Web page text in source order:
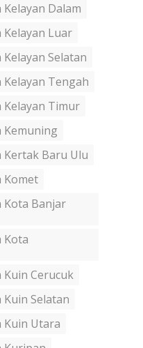
Dalam
Kelayan Luar
Selatan
Tengah
Kelayan Timur
Kemuning
Kertak Baru Ulu
Komet
Kota Banjar
Kota
Kuin Cerucuk
Selatan
Kuin Utara